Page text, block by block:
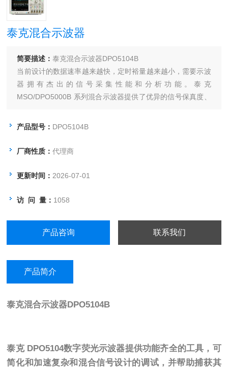
泰克混合示波器
简要描述：泰克混合示波器DPO5104B
当前设计的数据速率越来越快，定时裕量越来越小，需要示波
器拥有杰出的信号采集性能和分析功能。泰克
MSO/DPO5000B 系列混合示波器提供了优异的信号保真度、
足您的工作台和实验室需要。MSO 型号包括 16 条数字定时
提供全面视图。
产品型号： DPO5104B
厂商性质：代理商
更新时间：2026-07-01
访 问 量： 1058
产品咨询 联系我们
产品简介
泰克混合示波器DPO5104B
泰克 DPO5104数字荧光示波器提供功能齐全的工具，可
简化和加速复杂和混合信号设计的调试，并帮助捕获其